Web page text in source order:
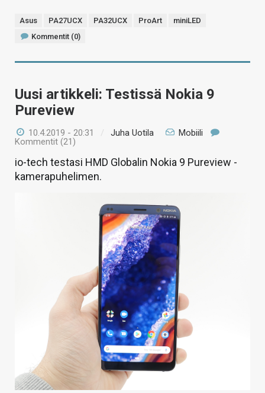
Asus PA27UCX PA32UCX ProArt
miniLED
Kommentit (0)
Uusi artikkeli: Testissä Nokia 9
Pureview
10.4.2019 - 20:31 / Juha Uotila
Mobiili
Kommentit (21)
io-tech testasi HMD Globalin Nokia 9 Pureview -
kamerapuhelimen.